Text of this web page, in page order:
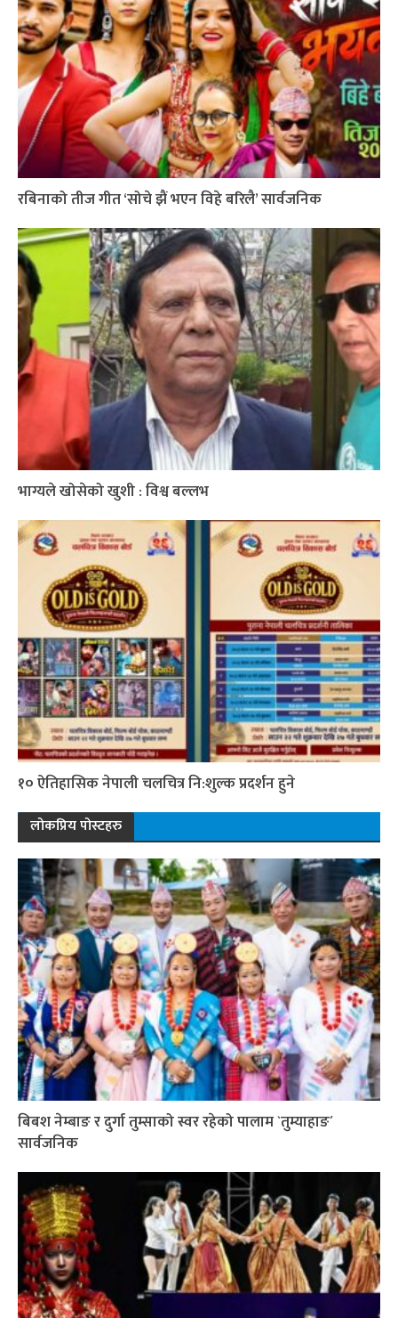
रबिनाको तीज गीत ‘सोचे झैं भएन विहे बरिलै’ सार्वजनिक
भाग्यले खोसेको खुशी : विश्व बल्लभ
१० ऐतिहासिक नेपाली चलचित्र नि:शुल्क प्रदर्शन हुने
लोकप्रिय पोस्टहरु
बिबश नेम्बाङ र दुर्गा तुम्साको स्वर रहेको पालाम `तुम्याहाङ´
सार्वजनिक